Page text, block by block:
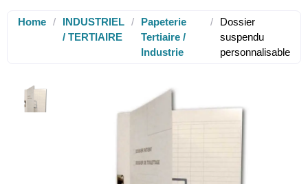
Home /
INDUSTRIEL
/ TERTIAIRE
/
Papeterie
Tertiaire /
Industrie
/
Dossier
suspendu
personnalisable